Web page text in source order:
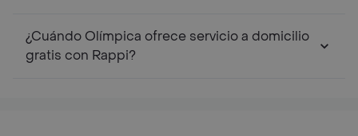
¿Cuándo Olímpica ofrece servicio a domicilio
gratis con Rappi?